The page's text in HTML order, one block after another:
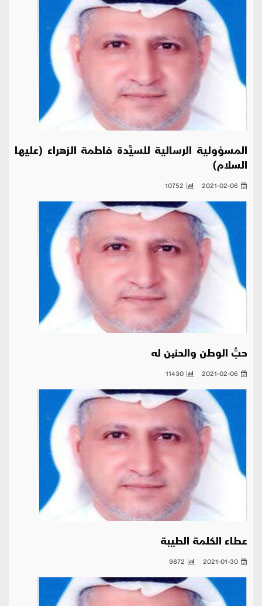
المسؤولية الرسالية للسيِّدة فاطمة الزهراء (عليها
السلام)
2021-02-06
10752
حبُّ الوطن والحنین له
2021-02-06
11430
عطاء الكلمة الطيبة
2021-01-30
9872